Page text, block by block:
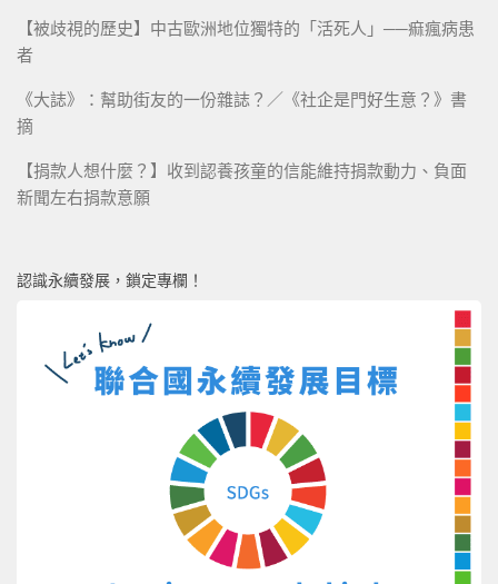
【被歧視的歷史】中古歐洲地位獨特的「活死人」──痲瘋病患
者
《大誌》：幫助街友的一份雜誌？／《社企是門好生意？》書
摘
【捐款人想什麼？】收到認養孩童的信能維持捐款動力、負面
新聞左右捐款意願
認識永續發展，鎖定專欄！